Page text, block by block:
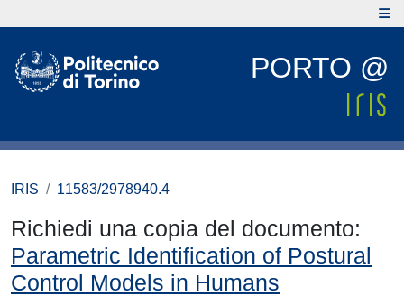
PORTO @
IRIS 11583/2978940.4
Richiedi una copia del documento:
Parametric Identification of Postural
Control Models in Humans